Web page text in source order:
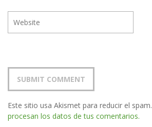
Este sitio usa Akismet para reducir el spam.
procesan los datos de tus comentarios.